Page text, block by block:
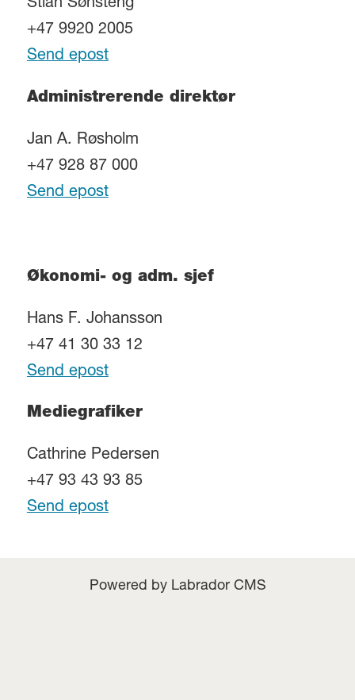
Stian Sønsteng
+47 9920 2005
Send epost
Administrerende direktør
Jan A. Røsholm
+47 928 87 000
Send epost
Økonomi- og adm. sjef
Hans F. Johansson
+47 41 30 33 12
Send epost
Mediegrafiker
Cathrine Pedersen
+47 93 43 93 85
Send epost
Powered by Labrador CMS